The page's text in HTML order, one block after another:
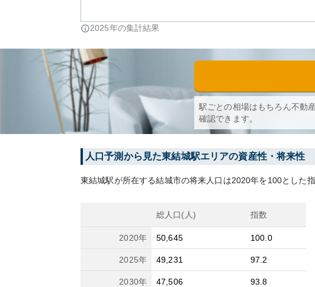
2025年の集計結果
駅ごとの相場はもちろん不動
確認できます。
人口予測から見た東結城駅エリアの資産性・将来性
東結城駅が所在する結城市の将来人口は2020年を100とした
総人口(人) 指数
2020年 50,645 100.0
2025年 49,231 97.2
2030年 47,506 93.8